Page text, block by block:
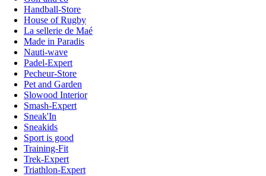
Handball-Store
House of Rugby
La sellerie de Maé
Made in Paradis
Nauti-wave
Padel-Expert
Pecheur-Store
Pet and Garden
Slowood Interior
Smash-Expert
Sneak'In
Sneakids
Sport is good
Training-Fit
Trek-Expert
Triathlon-Expert